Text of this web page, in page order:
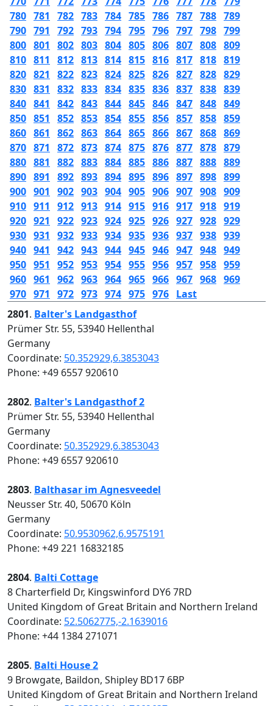
780 781 782 783 784 785 786 787 788 789
790 791 792 793 794 795 796 797 798 799
800 801 802 803 804 805 806 807 808 809
810 811 812 813 814 815 816 817 818 819
820 821 822 823 824 825 826 827 828 829
830 831 832 833 834 835 836 837 838 839
840 841 842 843 844 845 846 847 848 849
850 851 852 853 854 855 856 857 858 859
860 861 862 863 864 865 866 867 868 869
870 871 872 873 874 875 876 877 878 879
880 881 882 883 884 885 886 887 888 889
890 891 892 893 894 895 896 897 898 899
900 901 902 903 904 905 906 907 908 909
910 911 912 913 914 915 916 917 918 919
920 921 922 923 924 925 926 927 928 929
930 931 932 933 934 935 936 937 938 939
940 941 942 943 944 945 946 947 948 949
950 951 952 953 954 955 956 957 958 959
960 961 962 963 964 965 966 967 968 969
970 971 972 973 974 975 976 Last
2801. Balter's Landgasthof
Prümer Str. 55, 53940 Hellenthal
Germany
Coordinate: 50.352929,6.3853043
Phone: +49 6557 920610
2802. Balter's Landgasthof 2
Prümer Str. 55, 53940 Hellenthal
Germany
Coordinate: 50.352929,6.3853043
Phone: +49 6557 920610
2803. Balthasar im Agnesveedel
Neusser Str. 40, 50670 Köln
Germany
Coordinate: 50.9530962,6.9575191
Phone: +49 221 16832185
2804. Balti Cottage
8 Charterfield Dr, Kingswinford DY6 7RD
United Kingdom of Great Britain and Northern Ireland
Coordinate: 52.5062775,-2.1639016
Phone: +44 1384 271071
2805. Balti House 2
9 Browgate, Baildon, Shipley BD17 6BP
United Kingdom of Great Britain and Northern Ireland